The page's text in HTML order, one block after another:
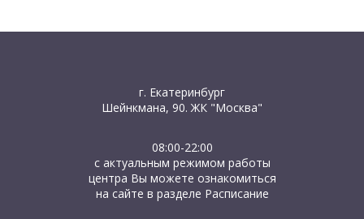
г. Екатеринбург
Шейнкмана, 90. ЖК "Москва"
08:00-22:00
с актуальным режимом работы
центра Вы можете ознакомиться
на сайте в разделе Расписание